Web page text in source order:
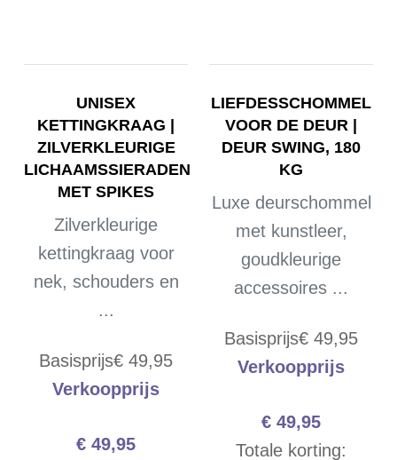
UNISEX
KETTINGKRAAG |
ZILVERKLEURIGE
LICHAAMSSIERADEN
MET SPIKES
Zilverkleurige
kettingkraag voor
nek, schouders en
...
Basisprijs€ 49,95
Verkoopprijs
€ 49,95
LIEFDESSCHOMMEL
VOOR DE DEUR |
DEUR SWING, 180
KG
Luxe deurschommel
met kunstleer,
goudkleurige
accessoires ...
Basisprijs€ 49,95
Verkoopprijs
€ 49,95
Totale korting: